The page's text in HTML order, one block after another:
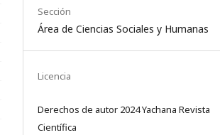
Sección
Área de Ciencias Sociales y Humanas
Licencia
Derechos de autor 2024 Yachana Revista
Científica